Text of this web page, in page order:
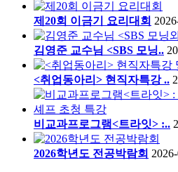
제20회 이금기 요리대회
김영준 교수님 <SBS 모닝..
<취업동아리> 현직자특강 ..
비교과프로그램<트라잇> :..
2026학년도 전공박람회